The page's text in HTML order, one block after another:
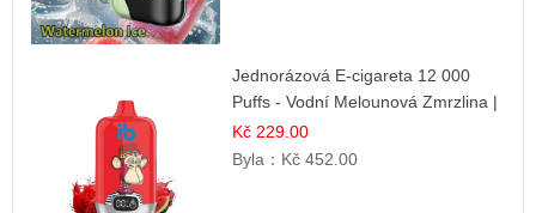
Jednorázová E-cigareta 12 000
Puffs - Vodní Melounová Zmrzlina |
Letní dezertní příchuť
Kč 229.00
Byla： Kč 452.00